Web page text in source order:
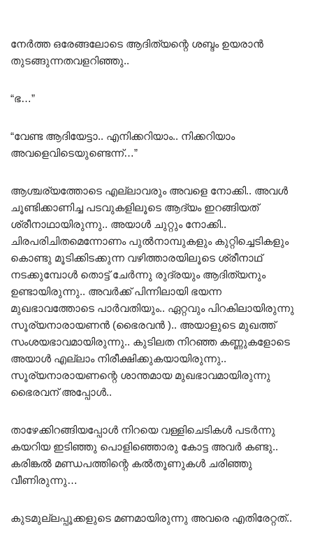
നേർത്ത ഒരേങ്ങലോടെ ആദിത്യന്റെ ശബ്ദം ഉയരാൻ
തുടങ്ങുന്നതവളറിഞ്ഞു..
“ഭ…”
“വേണ്ട ആദിയേട്ടാ.. എനിക്കറിയാം.. നിക്കറിയാം
അവളെവിടെയുണ്ടെന്ന്…”
ആശ്ചര്യത്തോടെ എല്ലാവരും അവളെ നോക്കി.. അവൾ
ചൂണ്ടിക്കാണിച്ച പടവുകളിലൂടെ ആദ്യം ഇറങ്ങിയത്
ശ്രീനാഥായിരുന്നു.. അയാൾ ചുറ്റും നോക്കി..
ചിരപരിചിതമെന്നോണം പുൽനാമ്പുകളും കുറ്റിച്ചെടികളും
കൊണ്ടു മൂടിക്കിടക്കുന്ന വഴിത്താരയിലൂടെ ശ്രീനാഥ്‌
നടക്കുമ്പോൾ തൊട്ട് ചേർന്നു രുദ്രയും ആദിത്യനും
ഉണ്ടായിരുന്നു.. അവർക്ക് പിന്നിലായി ഭയന്ന
മുഖഭാവത്തോടെ പാർവതിയും.. ഏറ്റവും പിറകിലായിരുന്നു
സൂര്യനാരായണൻ (ഭൈരവൻ ).. അയാളുടെ മുഖത്ത്
സംശയഭാവമായിരുന്നു.. കുടിലത നിറഞ്ഞ കണ്ണുകളോടെ
അയാൾ എല്ലാം നിരീക്ഷിക്കുകയായിരുന്നു..
സൂര്യനാരായണന്റെ ശാന്തമായ മുഖഭാവമായിരുന്നു
ഭൈരവന് അപ്പോൾ..
താഴേക്കിറങ്ങിയപ്പോൾ നിറയെ വള്ളിചെടികൾ പടർന്നു
കയറിയ ഇടിഞ്ഞു പൊളിഞ്ഞൊരു കോട്ട അവർ കണ്ടു..
കരിങ്കൽ മണ്ഡപത്തിന്റെ കൽതൂണുകൾ ചരിഞ്ഞു
വീണിരുന്നു…
കുടമുല്ലപ്പൂക്കളുടെ മണമായിരുന്നു അവരെ എതിരേറ്റത്..